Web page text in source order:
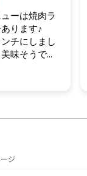
ーは焼肉ラ
あります♪
チにしまし
味そうです
ジ